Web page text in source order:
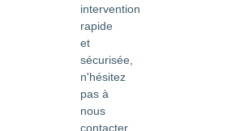
intervention
rapide
et
sécurisée,
n'hésitez
pas à
nous
contacter.